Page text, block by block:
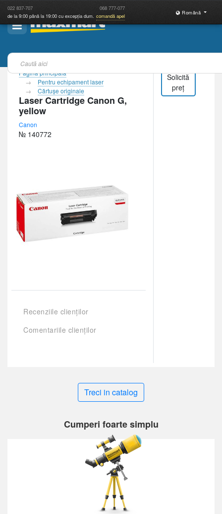
022 837-707 068 777-077
de la 9:00 până la 19:00 cu excepția dum. comandă apel
Română
Pagina principală
Pentru echipament laser
Cărtuşe originale
Laser Cartridge Canon G,
yellow
Canon
№ 140772
Recenziile clienților
Comentariile clienților
Solicită
preț
Treci in catalog
Cumperi foarte simplu